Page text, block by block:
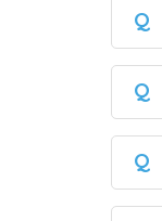
Q
Q
Q